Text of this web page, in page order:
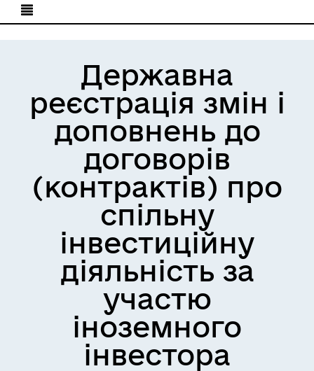
Державна
реєстрація змін і
доповнень до
договорів
(контрактів) про
спільну
інвестиційну
діяльність за
участю
іноземного
інвестора